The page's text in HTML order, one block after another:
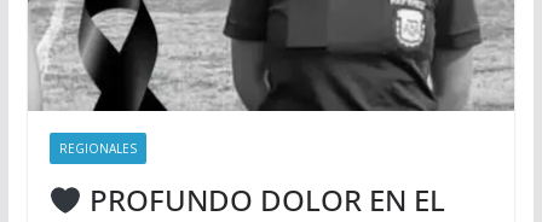
REGIONALES
PROFUNDO DOLOR EN EL